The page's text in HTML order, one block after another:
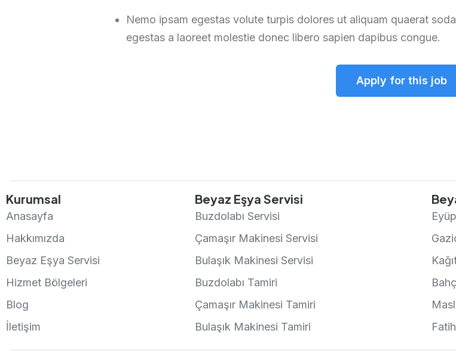
Nemo ipsam egestas volute turpis dolores ut aliquam quaerat
egestas a laoreet molestie donec libero sapien dapibus congue.
Apply for this job
Kurumsal
Anasayfa
Hakkımızda
Beyaz Eşya Servisi
Hizmet Bölgeleri
Blog
İletişim
Beyaz Eşya Servisi
Buzdolabı Servisi
Çamaşır Makinesi Servisi
Bulaşık Makinesi Servisi
Buzdolabı Tamiri
Çamaşır Makinesi Tamiri
Bulaşık Makinesi Tamiri